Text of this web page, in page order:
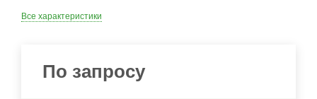
Все характеристики
По запросу